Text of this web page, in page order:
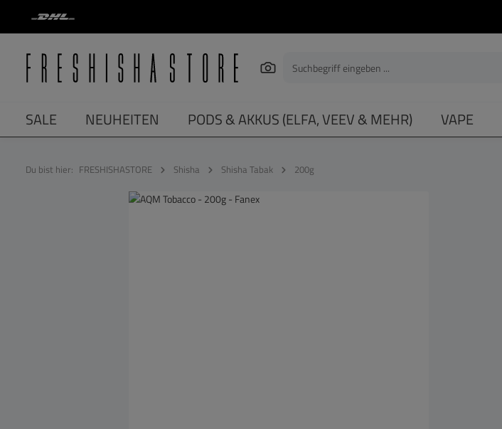
Zur Hauptnavigation springen
SALE NEUHEITEN PODS & AKKUS (ELFA, VEEV & MEHR) VAPE
Du bist hier: FRESHISHASTORE Shisha Shisha Tabak 200g